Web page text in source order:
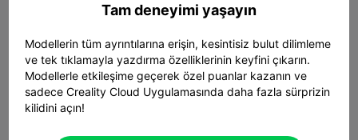
Tam deneyimi yaşayın
Modellerin tüm ayrıntılarına erişin, kesintisiz bulut dilimleme
ve tek tıklamayla yazdırma özelliklerinin keyfini çıkarın.
Modellerle etkileşime geçerek özel puanlar kazanın ve
sadece Creality Cloud Uygulamasında daha fazla sürprizin
kilidini açın!